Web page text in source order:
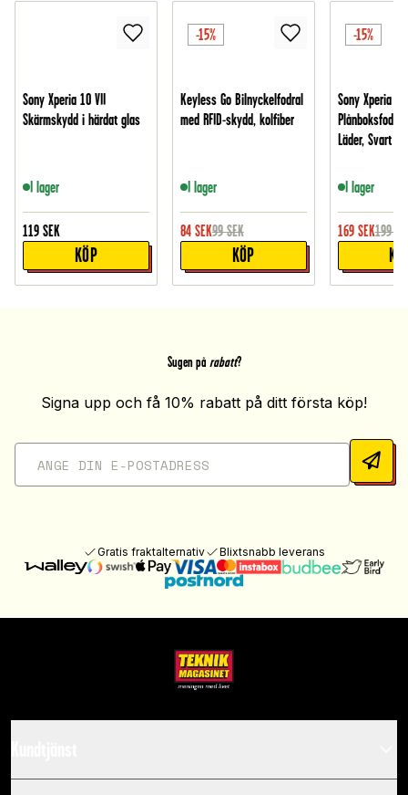
Sony Xperia 10 VII
Skärmskydd i härdat glas
I lager
119 SEK
KÖP
-15%
Keyless Go Bilnyckelfodral
med RFID-skydd, kolfiber
I lager
84 SEK99 SEK
KÖP
-15%
Sony Xperia 1
Läder, Svart
I lager
169 SEK199
Sugen på rabatt?
Signa upp och få 10% rabatt på ditt första köp!
Gratis fraktalternativ Blixtsnabb leverans